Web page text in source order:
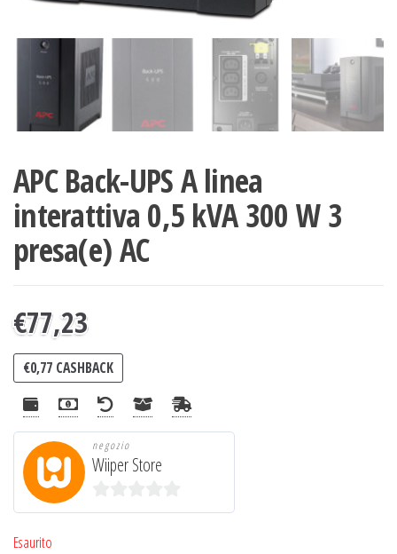
APC Back-UPS A linea
interattiva 0,5 kVA 300 W 3
presa(e) AC
€77,23
€0,77CASHBACK
negozio
Wiiper Store
0
Esaurito